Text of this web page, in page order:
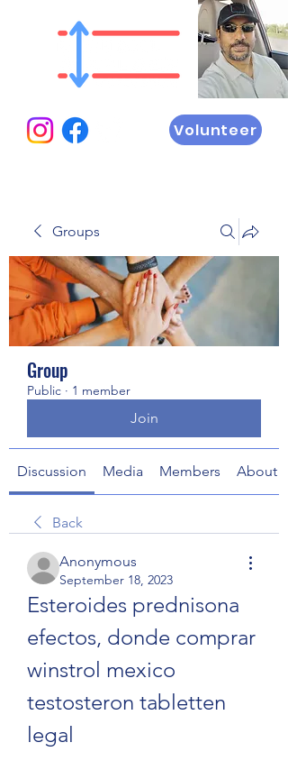
Volunteer
Groups
Group
Public · 1 member
Join
Discussion Media Members About
Back
Anonymous
September 18, 2023
Esteroides prednisona
efectos, donde comprar
winstrol mexico
testosteron tabletten
legal